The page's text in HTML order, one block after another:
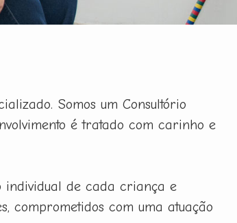
Somos um Consultório
é tratado com carinho e
individual de cada criança e
comprometidos com uma atuação